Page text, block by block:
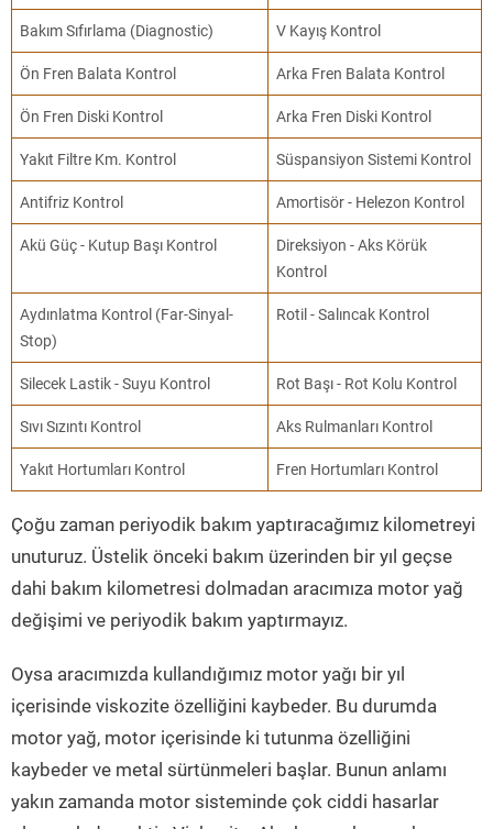
Bakım Sıfırlama (Diagnostic) V Kayış Kontrol
Ön Fren Balata Kontrol Arka Fren Balata Kontrol
Ön Fren Diski Kontrol Arka Fren Diski Kontrol
Yakıt Filtre Km. Kontrol Süspansiyon Sistemi Kontrol
Antifriz Kontrol Amortisör - Helezon Kontrol
Akü Güç - Kutup Başı Kontrol
Direksiyon - Aks Körük
Kontrol
Aydınlatma Kontrol (Far-Sinyal-
Stop)
Rotil - Salıncak Kontrol
Silecek Lastik - Suyu Kontrol Rot Başı - Rot Kolu Kontrol
Sıvı Sızıntı Kontrol Aks Rulmanları Kontrol
Yakıt Hortumları Kontrol Fren Hortumları Kontrol
Çoğu zaman periyodik bakım yaptıracağımız kilometreyi
unuturuz. Üstelik önceki bakım üzerinden bir yıl geçse
dahi bakım kilometresi dolmadan aracımıza motor yağ
değişimi ve periyodik bakım yaptırmayız.
Oysa aracımızda kullandığımız motor yağı bir yıl
içerisinde viskozite özelliğini kaybeder. Bu durumda
motor yağ, motor içerisinde ki tutunma özelliğini
kaybeder ve metal sürtünmeleri başlar. Bunun anlamı
yakın zamanda motor sisteminde çok ciddi hasarlar